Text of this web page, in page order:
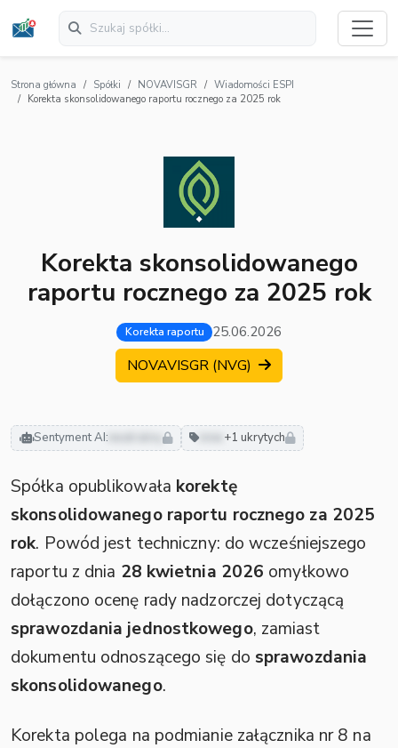
Strona główna Spółki NOVAVISGR
Wiadomości ESPI
Korekta skonsolidowanego raportu rocznego za 2025 rok
Korekta skonsolidowanego
raportu rocznego za 2025 rok
Korekta raportu 25.06.2026
NOVAVISGR (NVG)
Sentyment AI: neutralny +1 ukrytych
Spółka opublikowała korektę
skonsolidowanego raportu rocznego za 2025
rok. Powód jest techniczny: do wcześniejszego
raportu z dnia 28 kwietnia 2026 omyłkowo
dołączono ocenę rady nadzorczej dotyczącą
sprawozdania jednostkowego, zamiast
dokumentu odnoszącego się do sprawozdania
skonsolidowanego.
Korekta polega na podmianie załącznika nr 8 na